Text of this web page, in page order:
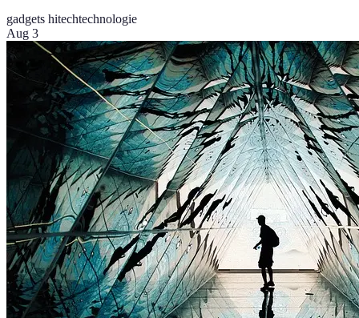
gadgets hitechtechnologie
Aug 3